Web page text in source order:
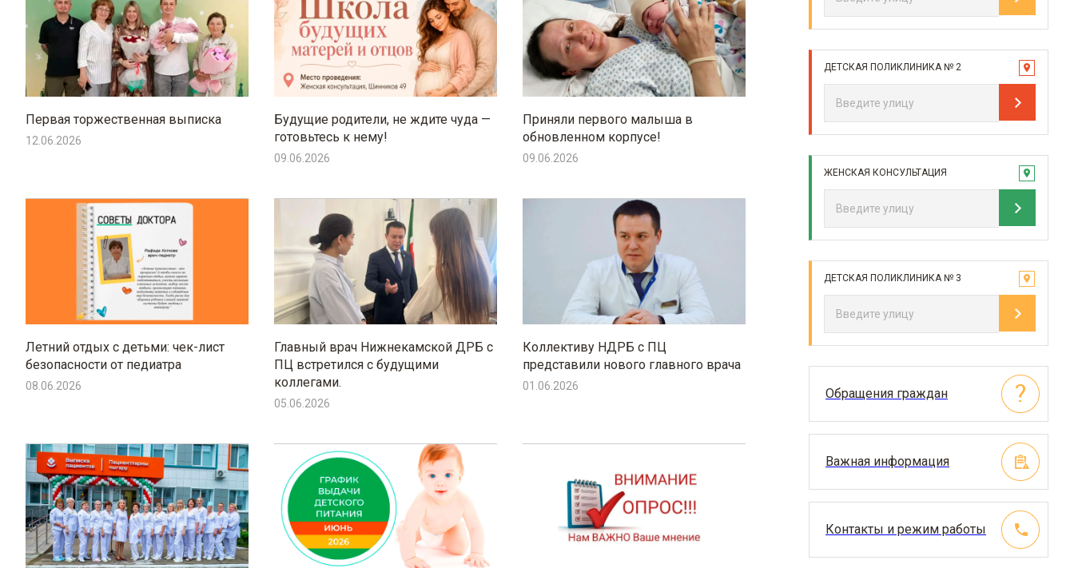
Первая торжественная выписка
12.06.2026
Будущие родители, не ждите чуда —
готовьтесь к нему!
09.06.2026
Приняли первого малыша в
обновленном корпусе!
09.06.2026
Летний отдых с детьми: чек-лист
безопасности от педиатра
08.06.2026
Главный врач Нижнекамской ДРБ с
ПЦ встретился с будущими
коллегами.
05.06.2026
Коллективу НДРБ с ПЦ
представили нового главного врача
01.06.2026
ДЕТСКАЯ ПОЛИКЛИНИКА № 2
ЖЕНСКАЯ КОНСУЛЬТАЦИЯ
ДЕТСКАЯ ПОЛИКЛИНИКА № 3
Обращения граждан
Важная информация
Контакты и режим работы